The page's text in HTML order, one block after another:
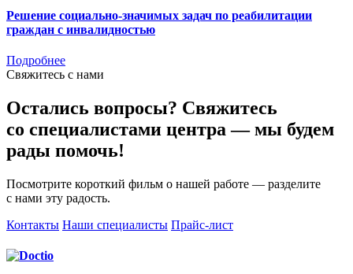
Решение социально-значимых задач по реабилитации
граждан с инвалидностью
Подробнее
Свяжитесь с нами
Остались вопросы? Свяжитесь
со специалистами центра — мы будем
рады помочь!
Посмотрите короткий фильм о нашей работе — разделите
с нами эту радость.
Контакты Наши специалисты Прайс-лист